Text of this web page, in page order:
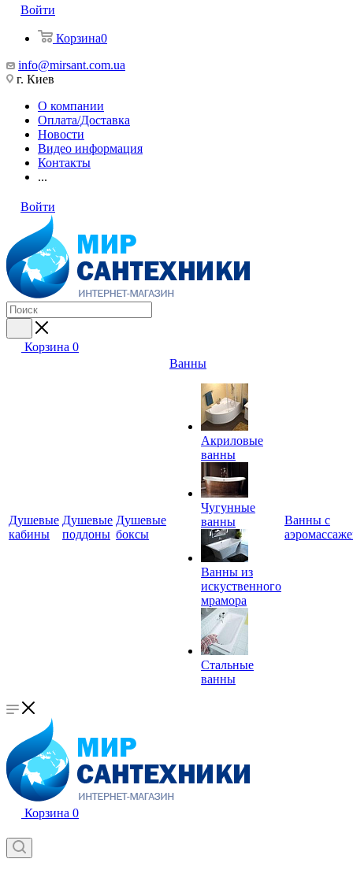
Войти
Корзина0
info@mirsant.com.ua
г. Киев
О компании
Оплата/Доставка
Новости
Видео информация
Контакты
...
Войти
Корзина 0
Душевые
кабины
Душевые
поддоны
Душевые
боксы
Ванны
Акриловые
ванны
Чугунные
ванны
Ванны из
искуственного
мрамора
Стальные
ванны
Ванны с
Корзина 0